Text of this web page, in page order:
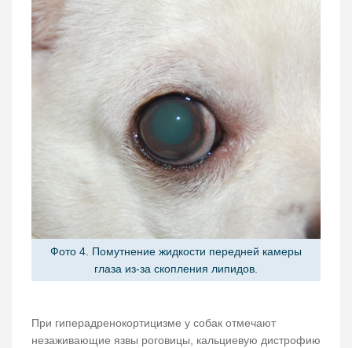
Фото 4. Помутнение жидкости передней камеры
глаза из-за скопления липидов.
При гиперадренокортицизме у собак отмечают
незаживающие язвы роговицы, кальциевую дистрофию